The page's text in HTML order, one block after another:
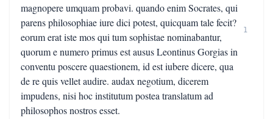
magnopere umquam probavi. quando enim Socrates, qui
parens philosophiae iure dici potest, quicquam tale fecit?
eorum erat iste mos qui tum sophistae nominabantur,
quorum e numero primus est ausus Leontinus Gorgias in
conventu poscere quaestionem, id est iubere dicere, qua
de re quis vellet audire. audax negotium, dicerem
impudens, nisi hoc institutum postea translatum ad
philosophos nostros esset.
1